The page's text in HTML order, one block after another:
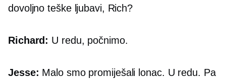
dovoljno teške ljubavi, Rich?
Richard: U redu, počnimo.
Jesse: Malo smo promiješali lonac. U redu. Pa